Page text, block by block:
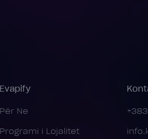
Evapify
Për Ne
Programi i Lojalitet